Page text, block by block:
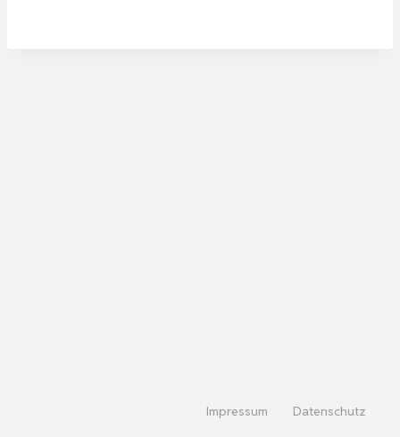
Impressum Datenschutz